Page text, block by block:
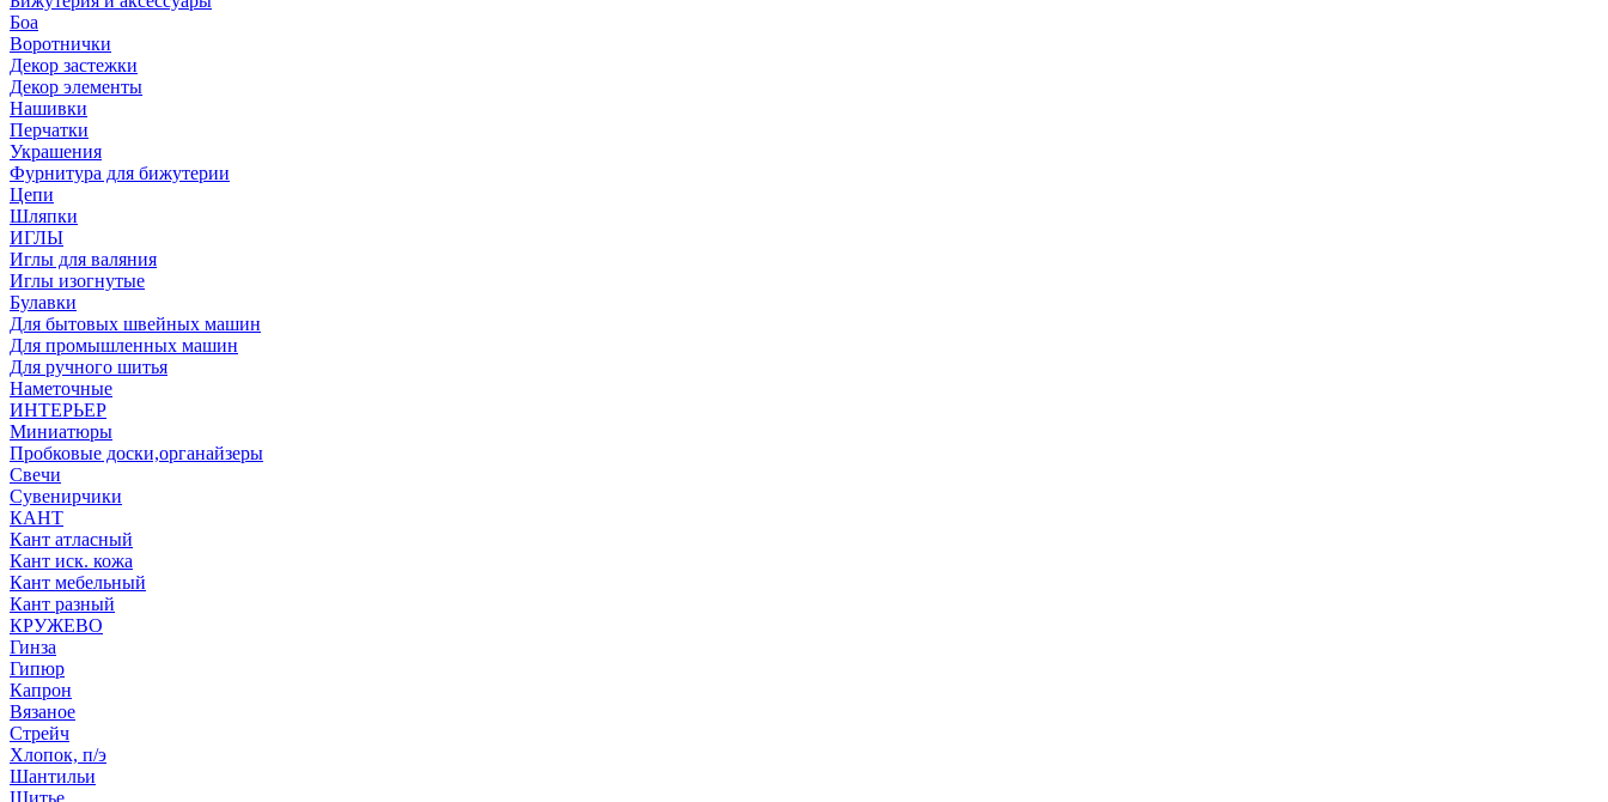
Боа
Воротнички
Декор застежки
Декор элементы
Нашивки
Перчатки
Украшения
Фурнитура для бижутерии
Цепи
Шляпки
ИГЛЫ
Иглы для валяния
Иглы изогнутые
Булавки
Для бытовых швейных машин
Для промышленных машин
Для ручного шитья
Наметочные
ИНТЕРЬЕР
Миниатюры
Пробковые доски,органайзеры
Свечи
Сувенирчики
КАНТ
Кант атласный
Кант иск. кожа
Кант мебельный
Кант разный
КРУЖЕВО
Гинза
Гипюр
Капрон
Вязаное
Стрейч
Хлопок, п/э
Шантильи
Шитье